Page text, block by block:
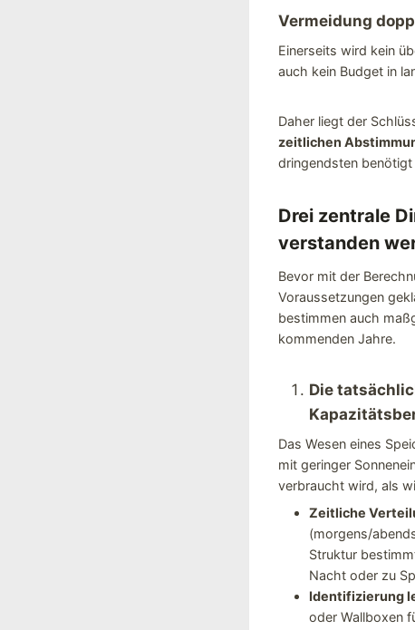
Vermeidung
Einerseits wird kein
auch kein Budget in
Daher liegt der
zeitlichen
dringendsten
Drei zentrale
verstanden
Bevor mit der
Voraussetzungen
bestimmen auch
kommenden Jahre.
Die
Das Wesen eines
mit geringer
verbraucht wird, als
Zeitliche
(morgens/
Struktur
Nacht oder zu
Identifizierung
oder Wallboxen